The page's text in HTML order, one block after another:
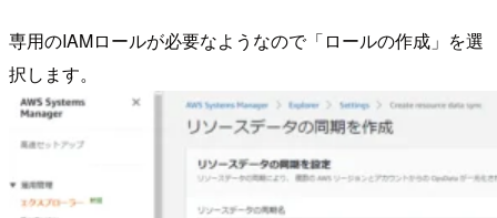
専用のIAMロールが必要なようなので「ロールの作成」を選
択します。